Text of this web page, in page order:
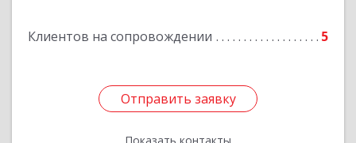
Клиентов на сопровождении 5
Отправить заявку
Подробнее
Отправить заявку